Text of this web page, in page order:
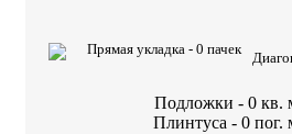
Прямая укладка - 0 пачек
Подложки - 0 кв.
Плинтуса - 0 пог.